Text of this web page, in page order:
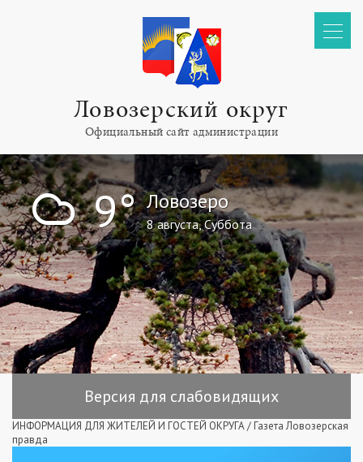
Ловозерский округ
Официальный сайт администрации
! 9° Ловозеро
8 августа, Суббота
Версия для слабовидящих
ИНФОРМАЦИЯ ДЛЯ ЖИТЕЛЕЙ И ГОСТЕЙ ОКРУГА/ Газета Ловозерская
правда